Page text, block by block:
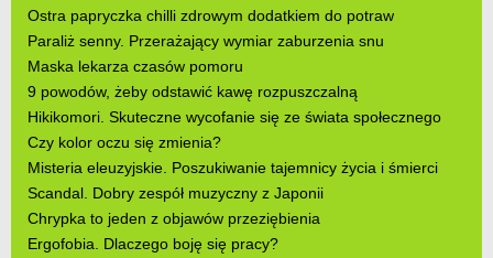
Ostra papryczka chilli zdrowym dodatkiem do potraw
Paraliż senny. Przerażający wymiar zaburzenia snu
Maska lekarza czasów pomoru
9 powodów, żeby odstawić kawę rozpuszczalną
Hikikomori. Skuteczne wycofanie się ze świata społecznego
Czy kolor oczu się zmienia?
Misteria eleuzyjskie. Poszukiwanie tajemnicy życia i śmierci
Scandal. Dobry zespół muzyczny z Japonii
Chrypka to jeden z objawów przeziębienia
Ergofobia. Dlaczego boję się pracy?